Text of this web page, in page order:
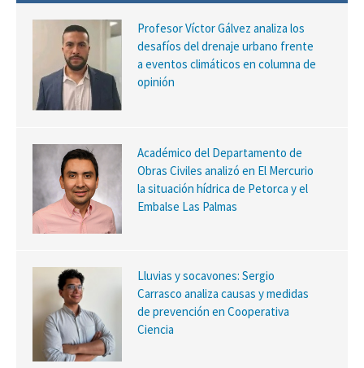
Profesor Víctor Gálvez analiza los
desafíos del drenaje urbano frente
a eventos climáticos en columna de
opinión
Académico del Departamento de
Obras Civiles analizó en El Mercurio
la situación hídrica de Petorca y el
Embalse Las Palmas
Lluvias y socavones: Sergio
Carrasco analiza causas y medidas
de prevención en Cooperativa
Ciencia